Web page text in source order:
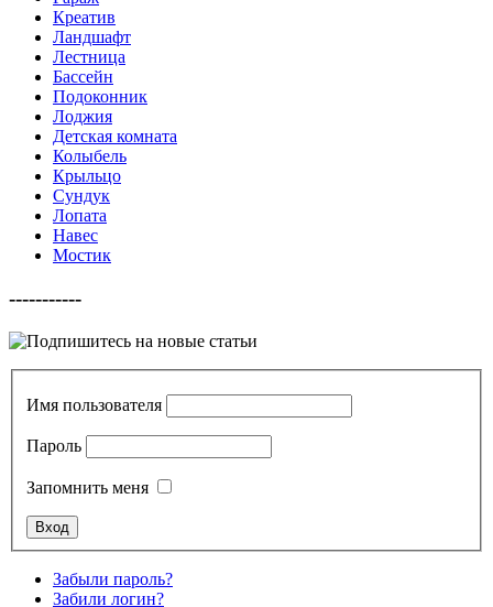
Креатив
Ландшафт
Лестница
Бассейн
Подоконник
Лоджия
Детская комната
Колыбель
Крыльцо
Сундук
Лопата
Навес
Мостик
-----------
Имя пользователя
Пароль
Запомнить меня
Забыли пароль?
Забили логин?